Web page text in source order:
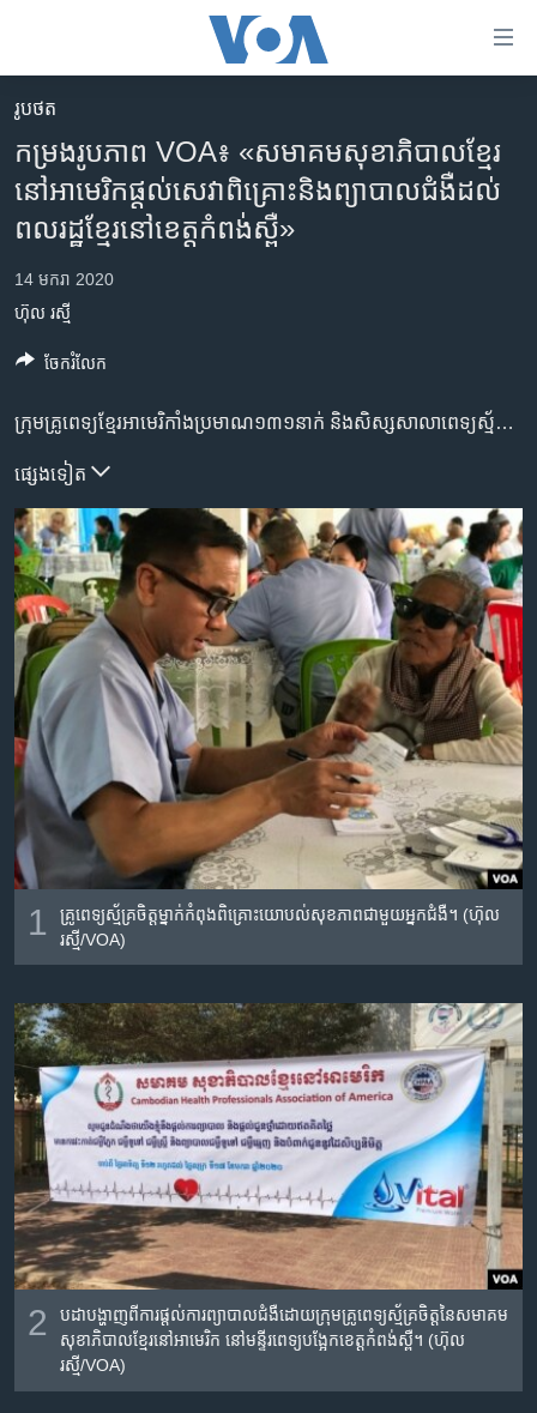
គេហទំព័រ​
រំលង​
និង​
ចូល​
ទំព័រ​
ព័ត៌មាន​​
ម្តង
និង​
ទៅ​
ទំព័រ​
រចនា
សម្ព័ន្ធ​
រំលង​
និង​
ចូល​
ទៅ​
ទំព័រ​
ស្វែង​
កម្ពុជា
អន្តរជាតិ
ហេឡូវីអូអេ
ទូរទស្សន៍ / វីដេអូ​
វិទ្យុ / ផតខាសថ៍
កម្មវិធីទាំងអស់
Khmer English
បណ្តាញ​សង្គម
ភាសា
រូបថត
កម្រង​រូបភាព VOA​៖ «​សមាគម​សុខាភិបាល​ខ្មែរ​
នៅ​អាមេរិក​ផ្តល់​សេវា​ពិគ្រោះ​និង​ព្យាបាល​ជំងឺ​ដល់​
ពល​រដ្ឋ​ខ្មែរ​នៅ​ខេត្ត​កំពង់ស្ពឺ»
14 មករា 2020
ហ៊ុល រស្មី
ក្រុម​គ្រូពេទ្យ​ខ្មែរ​អាមេរិកាំង​ប្រមាណ​១៣១​នាក់​ និង​សិស្សសាលា​ពេទ្យ​ស្ម័គ្រចិត្ត​កម្ពុជា​ប្រមាណ​៩០​នាក់​ ផ្តើម​ផ្តល់​សេវា​ព្យាបាល​ជំងឺ​ដល់​ប្រជាពលរដ្ឋ​ខ្មែរ​នៅ​ក្នុង​ខេត្ត​កំពង់​ស្ពឺ​តាំងពី​ថ្ងៃ​អាទិត្យ​ ទី​១២​មករា​ ឆ្នាំ​២០២០​។ ការ​ផ្តល់​សេវា​ពិគ្រោះ​ និង​ព្យា​បាល​ជំងឺ​ដោយ​ឥត​គិត​ប្រាក់​កម្រៃ​នេះ​ នឹង​បញ្ចប់​ទៅ​នៅ​ថ្ងៃ​ទី​១៧​ ខែ​មករា​ ឆ្នាំ​២០២០។ នេះ​គឺជា​ខួបលើក​ទី​១០ឆ្នាំ ដែលគ្រូ​ពេទ្យ​ស្ម័គ្រ​ចិត្ត​ខ្មែរ​អាមេរិកាំង​នៃ​សមាគម​សុខាភិបាល​ខ្មែរនៅ​អាមេរិកបាន​ផ្តល់​សេវាពិនិត្យ​ព្យាបាល​ជំងឺ​ និងផ្តល់​ថ្នាំ​ដោយ​ឥតគិត​ថ្លៃ​នៅប្រទេស​កម្ពុជា។
ផ្សេង​ទៀត
1
គ្រូពេទ្យ​ស្ម័គ្រចិត្ត​ម្នាក់​កំពុង​ពិគ្រោះយោបល់​សុខភាព​ជាមួយ​អ្នកជំងឺ។ (ហ៊ុល
រស្មី/VOA)​
2
បដា​បង្ហាញ​ពី​ការ​ផ្តល់​ការ​ព្យាបាល​ជំងឺ​ដោយ​ក្រុម​គ្រូពេទ្យ​ស្ម័គ្រ​ចិត្តនៃ​សមាគម​
សុខាភិបាល​ខ្មែរ​នៅ​អាមេរិក​ នៅ​មន្ទីរពេទ្យ​បង្អែក​ខេត្តកំពង់​ស្ពឺ។ (ហ៊ុល
រស្មី/VOA)​​​
ចែករំលែក